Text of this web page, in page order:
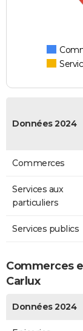
Données 2024
Commerces
Services aux
particuliers
Services publics
Commerces
Carlux
Données 2024